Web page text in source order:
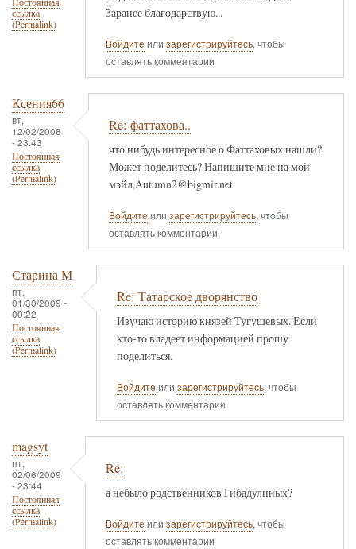
ссылка
(Permalink)
Заранее благодарствую...
Войдите или зарегистрируйтесь, чтобы
оставлять комментарии
Ксения66
вт,
12/02/2008
- 23:43
Постоянная
ссылка
(Permalink)
Re: фаттахова..
что нибудь интересное о Фаттаховых нашли?
Может поделитесь? Напишите мне на мой
мэйл,Autumn2@bigmir.net
Войдите или зарегистрируйтесь, чтобы
оставлять комментарии
Старина М
пт,
01/30/2009 -
00:22
Постоянная
ссылка
(Permalink)
Re: Татарское дворянство
Изучаю историю князей Тугушевых. Если
кто-то владеет информацией прошу
поделиться.
Войдите или зарегистрируйтесь, чтобы
оставлять комментарии
magsyt
пт,
02/06/2009
- 23:44
Постоянная
ссылка
(Permalink)
Re:
а небыло родственников Гибадулиных?
Войдите или зарегистрируйтесь, чтобы
оставлять комментарии